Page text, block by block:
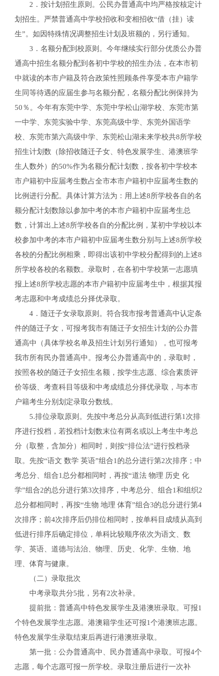
2．按计划招生原则。公民办普通高中均严格按核定计
划招生。严禁普通高中学校招收和变相招收“借（挂）读
生”。如因特殊情况调整招生计划及班额的，另行通知。
3．名额分配到校原则。今年继续实行部分优质公办普
通高中招生名额分配到各初中学校的招生办法，在本市初
中就读的本市户籍及符合政策性照顾条件享受本市户籍学
生同等待遇的应届生参与名额分配，名额分配比例保持为
50％。今年有东莞中学、东莞中学松山湖学校、东莞市第
一中学、东莞实验中学、东莞高级中学、东莞外国语学
校、东莞市第六高级中学、东莞松山湖未来学校共8所学校
招生计划数（除招收随迁子女、特色发展学生、港澳班学
生人数外）的50%作为名额分配计划数，按各初中学校本
市户籍初中应届考生数占全市本市户籍初中应届考生数的
比例进行分配。具体计算方法为：用上述8所学校各自的名
额分配计划数除以参加中考的本市户籍初中应届考生总
数，计算出上述8所学校各自的分配比例，某初中学校以本
校参加中考的本市户籍初中应届考生数分别与上述8所学校
各校的分配比例相乘，即得出该初中学校分配得到的上述8
所学校各校的名额数。录取时，在各初中学校第一志愿填
报上述8所学校志愿的本市户籍初中应届考生中，根据其报
考志愿和中考成绩总分择优录取。
4．随迁子女录取原则。符合我市报考普通高中认定条
件的随迁子女，可报考我市有随迁子女招生计划的公办普
通高中（具体学校名单及招生计划另行通知），也可报考
我市所有民办普通高中。报考公办普通高中的，录取时，
按照各校的随迁子女招生名额，按学生志愿、综合素质评
价等级、考查科目等级和中考成绩总分择优录取，与本市
户籍考生分别划定录取分数线。
5.排位录取原则。先按中考总分从高到低进行第1次排
序进行投档，若投档计划数末位有两名或以上考生中考总
分（取整，含加分）相同时，则按“排位法”进行投档录
取。先按“语文 数学 英语”组合1的总分进行第2次排序；中
考总分、组合1总分都相同时，再按“道法 物理 历史 化
学”组合2的总分进行第3次排序，中考总分、组合1和组织2
总分都相同时，再按“生物 地理 体育”组合3的总分进行第4
次排序；前4次排序后仍排位相同时，按单科目成绩从高到
低进行排序后确定排位，单科比较顺序依次为语文、数
学、英语、道德与法治、物理、历史、化学、生物、地
理、体育与健康。
（二）录取批次
中考录取共分5批，另有2次补录。
提前批：普通高中特色发展学生及港澳班录取。可报1
个特色发展学生志愿。港澳籍学生还可报1个港澳班志愿。
特色发展学生录取结束后再进行港澳班录取。
第一批：公办普通高中、民办普通高中录取。可报4个
志愿，每个志愿可报一所学校。录取注册后进行一次补